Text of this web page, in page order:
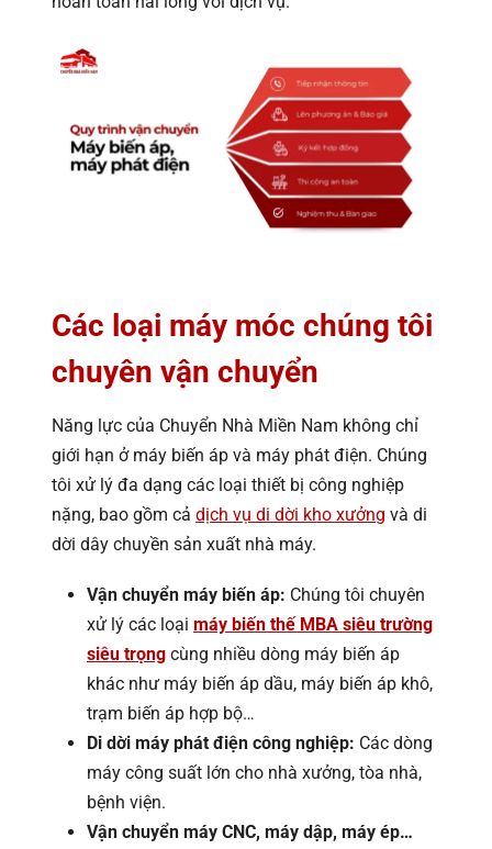
Các loại máy móc chúng tôi
chuyên vận chuyển
Năng lực của Chuyển Nhà Miền Nam không chỉ
giới hạn ở máy biến áp và máy phát điện. Chúng
tôi xử lý đa dạng các loại thiết bị công nghiệp
nặng, bao gồm cả dịch vụ di dời kho xưởng và di
dời dây chuyền sản xuất nhà máy.
Vận chuyển máy biến áp: Chúng tôi chuyên
xử lý các loại máy biến thế MBA siêu trường
siêu trọng cùng nhiều dòng máy biến áp
khác như máy biến áp dầu, máy biến áp khô,
trạm biến áp hợp bộ…
Di dời máy phát điện công nghiệp: Các dòng
máy công suất lớn cho nhà xưởng, tòa nhà,
bệnh viện.
Vận chuyển máy CNC, máy dập, máy ép…